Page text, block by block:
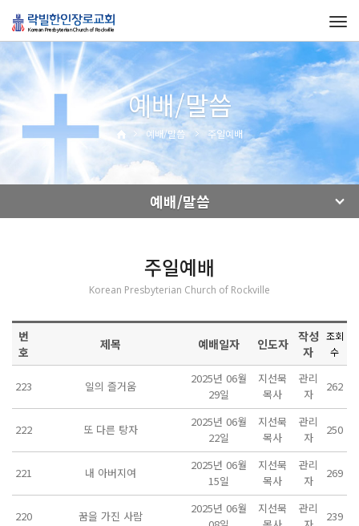
예배/말씀
예배/말씀 주일예배
예배/말씀
주일예배
Korean Presbyterian Church of Rockville
번
호
제목 예배일자 인도자
작성
자
조회
수
223 일의 즐거움
2025년 06월
29일
지선묵
목사
관리
자
262
222 또 다른 탕자
2025년 06월
22일
지선묵
목사
관리
자
250
221 내 아버지여
2025년 06월
15일
지선묵
목사
관리
자
269
220 꿈을 가진 사람
2025년 06월
지선묵
관리
239